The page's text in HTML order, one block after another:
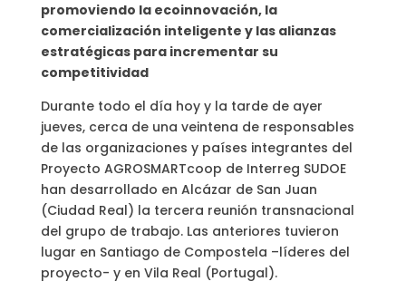
promoviendo la ecoinnovación, la
comercialización inteligente y las alianzas
estratégicas para incrementar su
competitividad
Durante todo el día hoy y la tarde de ayer
jueves, cerca de una veintena de responsables
de las organizaciones y países integrantes del
Proyecto AGROSMARTcoop de Interreg SUDOE
han desarrollado en Alcázar de San Juan
(Ciudad Real) la tercera reunión transnacional
del grupo de trabajo. Las anteriores tuvieron
lugar en Santiago de Compostela –líderes del
proyecto- y en Vila Real (Portugal).